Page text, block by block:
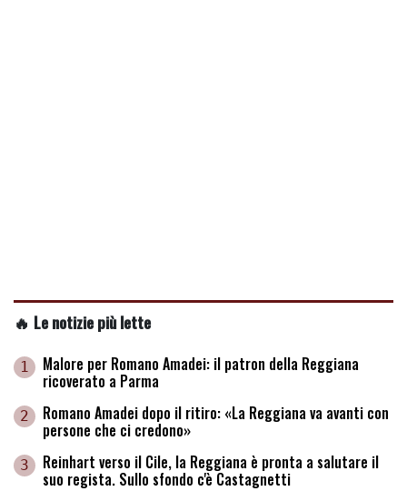
🔥 Le notizie più lette
1 Malore per Romano Amadei: il patron della Reggiana
ricoverato a Parma
2 Romano Amadei dopo il ritiro: «La Reggiana va avanti con
persone che ci credono»
3 Reinhart verso il Cile, la Reggiana è pronta a salutare il
suo regista. Sullo sfondo c'è Castagnetti